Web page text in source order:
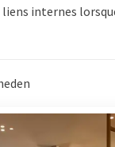
internes